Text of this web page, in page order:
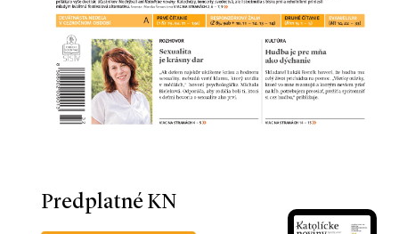
Predplatné KN